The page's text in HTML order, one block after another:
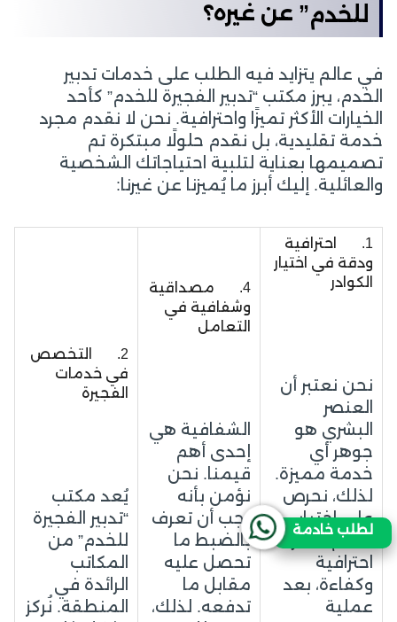
للخدم” عن غيره؟
في عالم يتزايد فيه الطلب على خدمات تدبير
الخدم، يبرز مكتب “تدبير الفجيرة للخدم” كأحد
الخيارات الأكثر تميزًا واحترافية. نحن لا نقدم مجرد
خدمة تقليدية، بل نقدم حلولًا مبتكرة تم
تصميمها بعناية لتلبية احتياجاتك الشخصية
والعائلية. إليك أبرز ما يُميزنا عن غيرنا:
1. احترافية
ودقة في اختيار
الكوادر
نحن نعتبر أن
العنصر
البشري هو
جوهر أي
خدمة مميزة.
لذلك، نحرص
على اختيار
الخدم الأكثر
احترافية
وكفاءة، بعد
عملية
4. مصداقية
وشفافية في
التعامل
الشفافية هي
إحدى أهم
قيمنا. نحن
نؤمن بأنه
يجب أن تعرف
بالضبط ما
تحصل عليه
مقابل ما
تدفعه. لذلك،
2. التخصص
في خدمات
الفجيرة
يُعد مكتب
“تدبير الفجيرة
للخدم” من
المكاتب
الرائدة في
المنطقة. نُركز
لطلب خادمة